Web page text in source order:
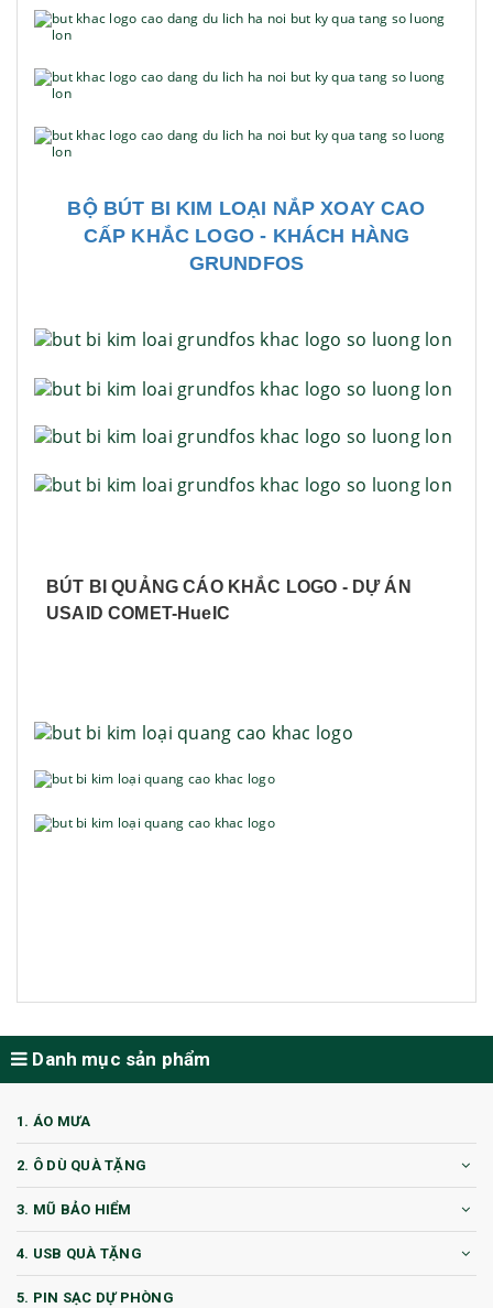
BỘ BÚT BI KIM LOẠI NẮP XOAY CAO
CẤP KHẮC LOGO - KHÁCH HÀNG
GRUNDFOS
BÚT BI QUẢNG CÁO KHẮC LOGO - DỰ ÁN
USAID COMET-HueIC
Danh mục sản phẩm
1. ÁO MƯA
2. Ô DÙ QUÀ TẶNG
3. MŨ BẢO HIỂM
4. USB QUÀ TẶNG
5. PIN SẠC DỰ PHÒNG